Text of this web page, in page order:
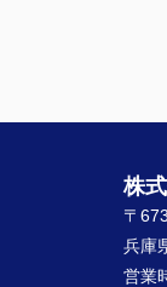
株
〒
兵庫
営業